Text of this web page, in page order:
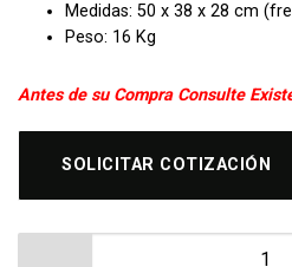
Medidas: 50 x 38 x 28 cm
Peso: 16 Kg
Antes de su Compra Consulte
SOLICITAR COTIZACIÓN
Wafflera Giratoria Tipo Belga